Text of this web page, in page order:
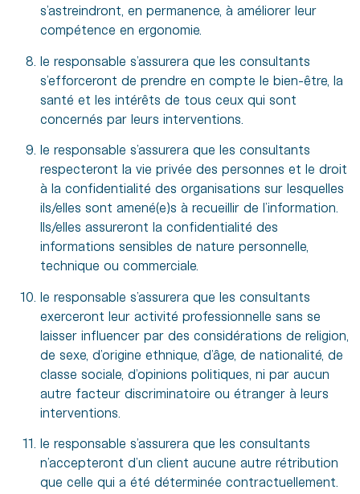
s’astreindront, en permanence, à améliorer leur
compétence en ergonomie.
le responsable s’assurera que les consultants
s’efforceront de prendre en compte le bien-être, la
santé et les intérêts de tous ceux qui sont
concernés par leurs interventions.
le responsable s’assurera que les consultants
respecteront la vie privée des personnes et le droit
à la confidentialité des organisations sur lesquelles
ils/elles sont amené(e)s à recueillir de l’information.
Ils/elles assureront la confidentialité des
informations sensibles de nature personnelle,
technique ou commerciale.
le responsable s’assurera que les consultants
exerceront leur activité professionnelle sans se
laisser influencer par des considérations de religion,
de sexe, d’origine ethnique, d’âge, de nationalité, de
classe sociale, d’opinions politiques, ni par aucun
autre facteur discriminatoire ou étranger à leurs
interventions.
le responsable s’assurera que les consultants
n’accepteront d’un client aucune autre rétribution
que celle qui a été déterminée contractuellement.